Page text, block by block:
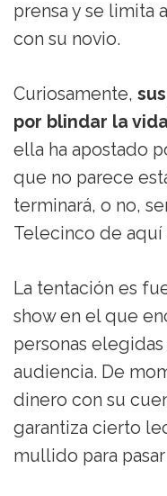
prensa y se limita
con su novio.
Curiosamente,
por blindar la
ella ha apostado
que no parece
terminará, o no,
Telecinco de aquí
La tentación es
show en el que
personas
audiencia. De
dinero con su
garantiza cierto
mullido para